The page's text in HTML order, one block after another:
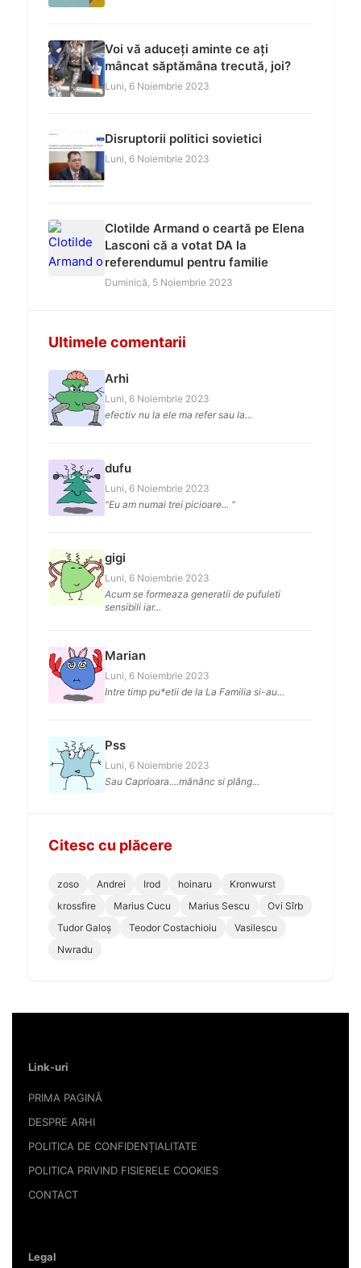
Voi vă aduceți aminte ce ați
mâncat săptămâna trecută, joi?
Luni, 6 Noiembrie 2023
Disruptorii politici sovietici
Luni, 6 Noiembrie 2023
Clotilde Armand o ceartă pe Elena
Lasconi că a votat DA la
referendumul pentru familie
Duminică, 5 Noiembrie 2023
Ultimele comentarii
Arhi
Luni, 6 Noiembrie 2023
efectiv nu la ele ma refer sau la...
dufu
Luni, 6 Noiembrie 2023
"Eu am numai trei picioare... "
gigi
Luni, 6 Noiembrie 2023
Acum se formeaza generatii de pufuleti
sensibili iar...
Marian
Luni, 6 Noiembrie 2023
Intre timp pu*etii de la La Familia si-au...
Pss
Luni, 6 Noiembrie 2023
Sau Caprioara....mănânc si plâng...
Citesc cu plăcere
zoso Andrei Irod hoinaru
Kronwurst
krossfire
Marius Cucu Marius Sescu
Ovi Sîrb
Tudor Galoș
Teodor Costachioiu
Vasilescu
Nwradu
Link-uri
PRIMA PAGINĂ
DESPRE ARHI
POLITICA DE CONFIDENȚIALITATE
POLITICA PRIVIND FISIERELE COOKIES
CONTACT
Legal